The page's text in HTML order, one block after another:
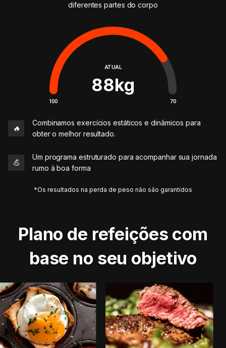
diferentes partes do corpo
ATUAL
88kg
100 70
🔥
Combinamos exercícios estáticos e dinâmicos para
obter o melhor resultado.
💪
Um programa estruturado para acompanhar sua jornada
rumo à boa forma
*Os resultados na perda de peso não são garantidos
Plano de refeições com
base no seu objetivo